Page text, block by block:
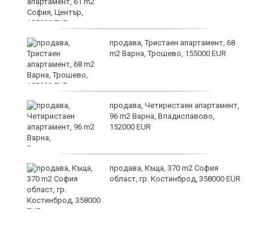
продава, Тристаен апартамент, 68
m2 Варна, Трошево, 155000 EUR
продава, Четиристаен апартамент,
96 m2 Варна, Владиславово,
152000 EUR
продава, Къща, 370 m2 София
област, гр. Костинброд, 358000 EUR